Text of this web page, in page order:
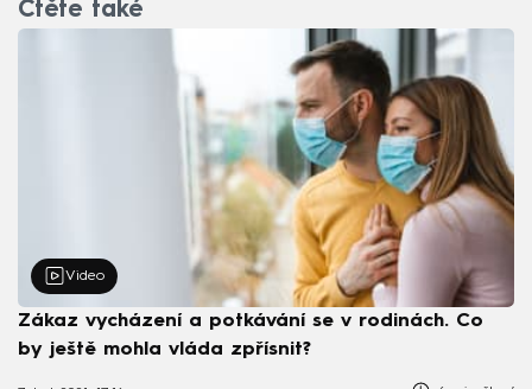
Čtěte také
Video
Zákaz vycházení a potkávání se v rodinách. Co
by ještě mohla vláda zpřísnit?